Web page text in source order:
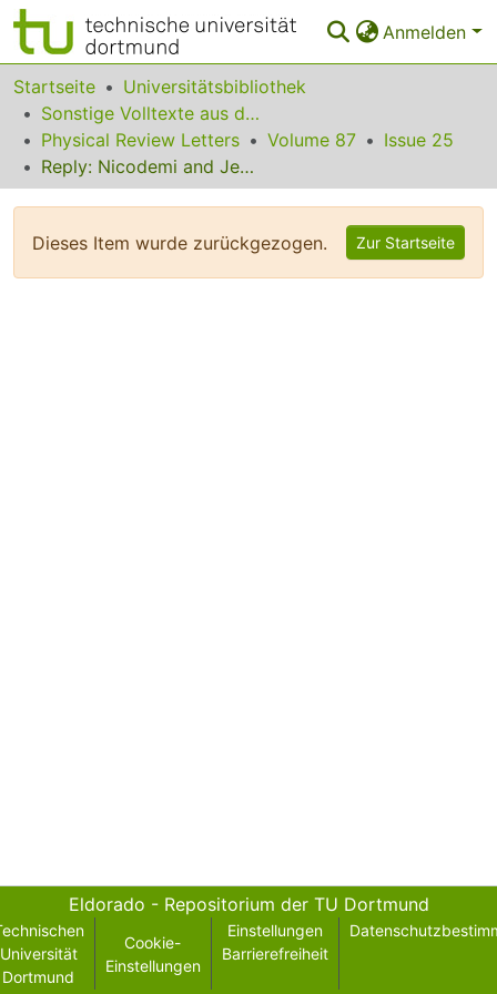
Anmelden
Bereiche & Sammlungen
Das gesamte Repositorium
Statistiken
Startseite
Universitätsbibliothek
Sonstige Volltexte aus dem Bibliotheksangebot
Physical Review Letters
Volume 87
Issue 25
Reply: Nicodemi and Jensen
Dieses Item wurde zurückgezogen. Zur Startseite
Eldorado - Repositorium der TU Dortmund
Universität
Dortmund
Cookie-
Einstellungen
Einstellungen
Barrierefreiheit